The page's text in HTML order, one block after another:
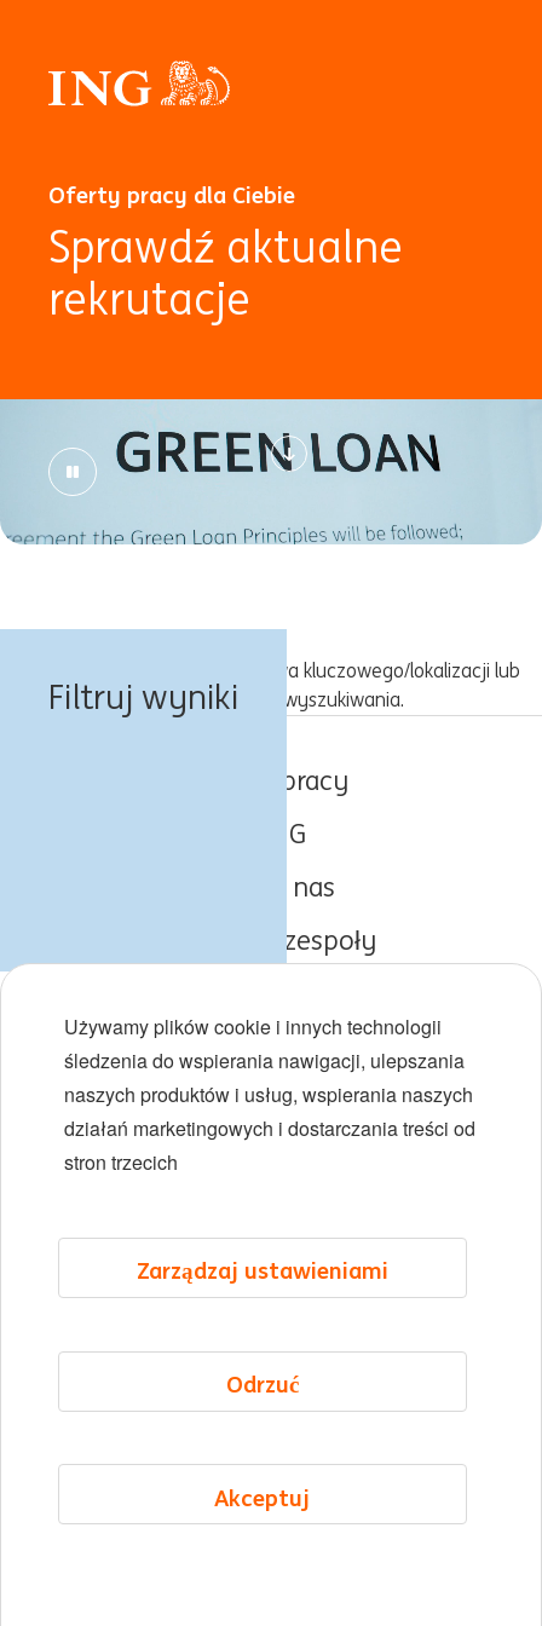
Oferty pracy dla Ciebie
Sprawdź aktualne
rekrutacje
Filtruj wyniki
Spróbuj z inną kombinacją słowa kluczowego/lokalizacji lub
rozszerz kryteria wyszukiwania.
Oferty pracy
O ING
Poznaj nas
Obszary i zespoły
Różnorodność i inkluzywność
Lokalizacje
LinkedIn YouTube
Mapa strony
Oświadczenie o plikach cookie
Cookie management
Używamy plików cookie i innych technologii
śledzenia do wspierania nawigacji, ulepszania
naszych produktów i usług, wspierania naszych
działań marketingowych i dostarczania treści od
stron trzecich
Akceptuj
Odrzuć
Zarządzaj ustawieniami